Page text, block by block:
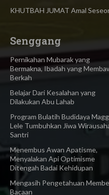
KHUTBAH JUMAT Amal
Senggang
Pernikahan Mubarak yang
Bermakna, Ibadah yang
Berkah
Belajar Dari Kesalahan yang
Dilakukan Abu Lahab
Program Bulatih Budidaya
Lele Tumbuhkan Jiwa
Santri
Menembus Awan Apatisme,
Menyalakan Api Optimisme
Ditengah Badai Kehidupan
Mengasih Pengetahuan
Bacaan